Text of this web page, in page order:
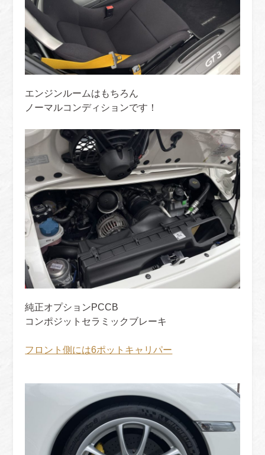
エンジンルームはもちろん
ノーマルコンディションです！
純正オプションPCCB
コンポジットセラミックブレーキ
フロント側には6ポットキャリパー